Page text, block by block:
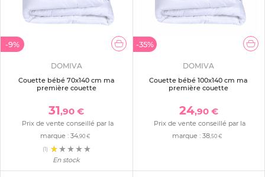
-9%
DOMIVA
Couette bébé 70x140 cm ma
première couette
31,90 €
Prix de vente conseillé par la
marque : 34,90 €
(1)
En stock
-35%
DOMIVA
Couette bébé 100x140 cm ma
première couette
24,90 €
Prix de vente conseillé par la
marque :38 ,50 €